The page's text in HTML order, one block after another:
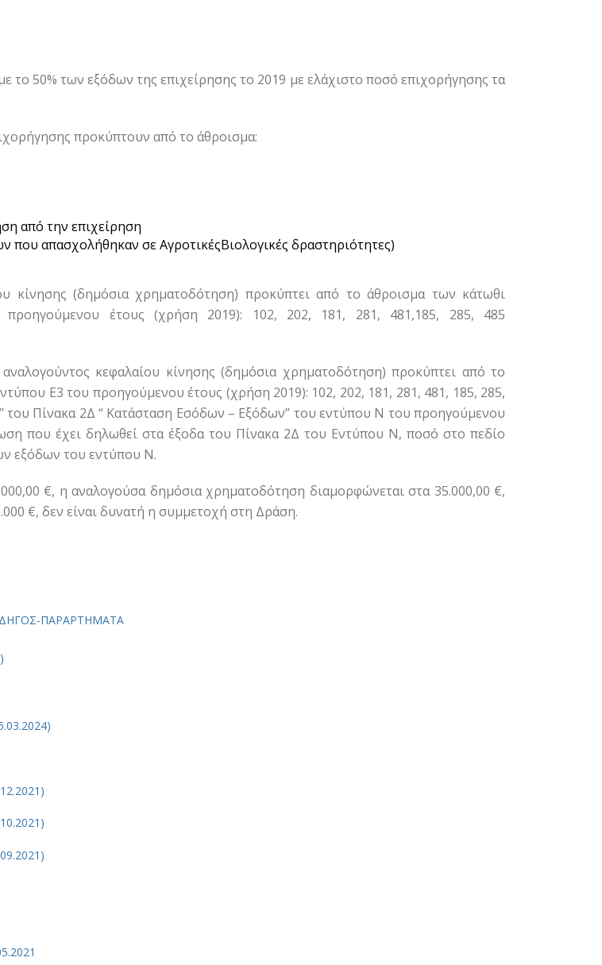
το 50% των εξόδων της επιχείρησης το 2019 με ελάχιστο ποσό επιχορήγησης τα
προκύπτουν από το άθροισμα:
από την επιχείρηση
απασχολήθηκαν σε ΑγροτικέςΒιολογικές δραστηριότητες)
κίνησης (δημόσια χρηματοδότηση) προκύπτει από το άθροισμα των κάτωθι
έτους (χρήση 2019): 102, 202, 181, 281, 481,185, 285, 485
κεφαλαίου κίνησης (δημόσια χρηματοδότηση) προκύπτει από το
Ε3 του προηγούμενου έτους (χρήση 2019): 102, 202, 181, 281, 481, 185, 285,
του Πίνακα 2Δ ‘‘ Κατάσταση Εσόδων – Εξόδων’’ του εντύπου Ν του προηγούμενου
που έχει δηλωθεί στα έξοδα του Πίνακα 2Δ του Εντύπου Ν, ποσό στο πεδίο
εξόδων του εντύπου Ν.
€, η αναλογούσα δημόσια χρηματοδότηση διαμορφώνεται στα 35.000,00 €,
€, δεν είναι δυνατή η συμμετοχή στη Δράση.
ΟΔΗΓΟΣ-ΠΑΡΑΡΤΗΜΑΤΑ